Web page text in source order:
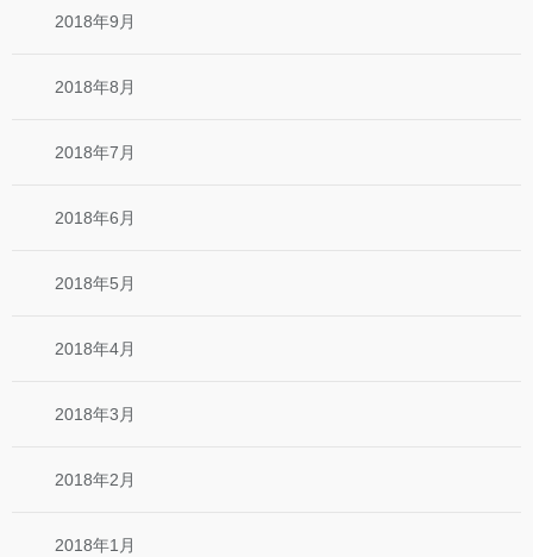
2018年9月
2018年8月
2018年7月
2018年6月
2018年5月
2018年4月
2018年3月
2018年2月
2018年1月